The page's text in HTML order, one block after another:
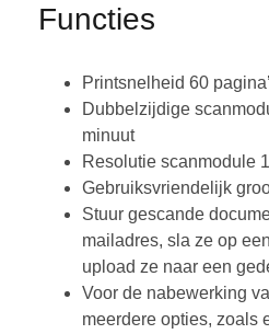
Functies
Printsnelheid 60
Dubbelzijdige
minuut
Resolutie scanmodule
Gebruiksvriendelijk
Stuur gescande
mailadres, sla ze op
upload ze naar een
Voor de nabewerking
meerdere opties, zoals